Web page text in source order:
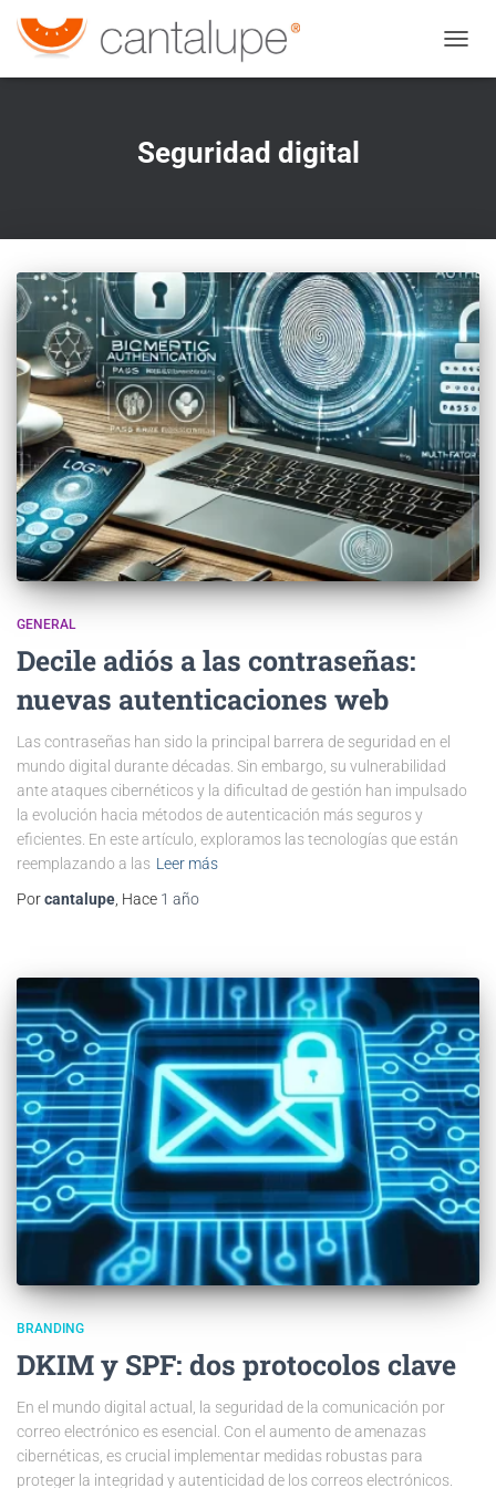
Seguridad digital
GENERAL
Decile adiós a las contraseñas:
nuevas autenticaciones web
Las contraseñas han sido la principal barrera de seguridad en el
mundo digital durante décadas. Sin embargo, su vulnerabilidad
ante ataques cibernéticos y la dificultad de gestión han impulsado
la evolución hacia métodos de autenticación más seguros y
eficientes. En este artículo, exploramos las tecnologías que están
reemplazando a las Leer más
Porcantalupe , Hace 1 año
BRANDING
DKIM y SPF: dos protocolos clave
En el mundo digital actual, la seguridad de la comunicación por
correo electrónico es esencial. Con el aumento de amenazas
cibernéticas, es crucial implementar medidas robustas para
proteger la integridad y autenticidad de los correos electrónicos.